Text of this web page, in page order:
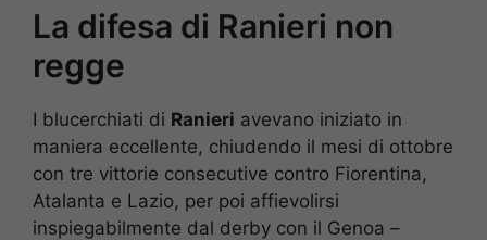
La difesa di Ranieri non
regge
I blucerchiati di Ranieri avevano iniziato in
maniera eccellente, chiudendo il mesi di ottobre
con tre vittorie consecutive contro Fiorentina,
Atalanta e Lazio, per poi affievolirsi
inspiegabilmente dal derby con il Genoa –